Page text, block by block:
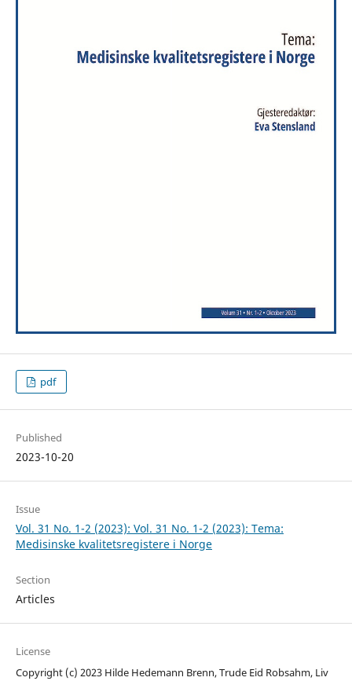
pdf
Published
2023-10-20
Issue
Vol. 31 No. 1-2 (2023): Vol. 31 No. 1-2 (2023): Tema:
Medisinske kvalitetsregistere i Norge
Section
Articles
License
Copyright (c) 2023 Hilde Hedemann Brenn, Trude Eid Robsahm, Liv